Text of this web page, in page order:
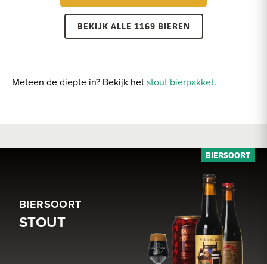
BEKIJK ALLE 1169 BIEREN
Meteen de diepte in? Bekijk hetstout bierpakket.
BIERSOORT
STOUT